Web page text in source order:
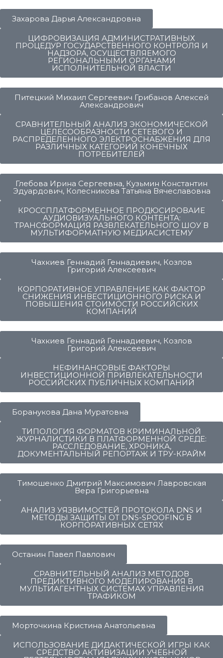
Захарова Дарья Александровна
ЦИФРОВИЗАЦИЯ АДМИНИСТРАТИВНЫХ
ПРОЦЕДУР ГОСУДАРСТВЕННОГО КОНТРОЛЯ И
НАДЗОРА, ОСУЩЕСТВЛЯЕМОГО
РЕГИОНАЛЬНЫМИ ОРГАНАМИ
ИСПОЛНИТЕЛЬНОЙ ВЛАСТИ
Питецкий Михаил Сергеевич Грибанов Алексей
Александрович
СРАВНИТЕЛЬНЫЙ АНАЛИЗ ЭКОНОМИЧЕСКОЙ
ЦЕЛЕСООБРАЗНОСТИ СЕТЕВОГО И
РАСПРЕДЕЛЕННОГО ЭЛЕКТРОСНАБЖЕНИЯ ДЛЯ
РАЗЛИЧНЫХ КАТЕГОРИЙ КОНЕЧНЫХ
ПОТРЕБИТЕЛЕЙ
Глебова Ирина Сергеевна, Кузьмин Константин
Эдуардович, Колесникова Татьяна Вячеславовна
КРОССПЛАТФОРМЕННОЕ ПРОДЮСИРОВАИЕ
АУДИОВИЗУАЛЬНОГО КОНТЕНТА:
ТРАНСФОРМАЦИЯ РАЗВЛЕКАТЕЛЬНОГО ШОУ В
МУЛЬТИФОРМАТНУЮ МЕДИАСИСТЕМУ
Чахкиев Геннадий Геннадиевич, Козлов
Григорий Алексеевич
КОРПОРАТИВНОЕ УПРАВЛЕНИЕ КАК ФАКТОР
СНИЖЕНИЯ ИНВЕСТИЦИОННОГО РИСКА И
ПОВЫШЕНИЯ СТОИМОСТИ РОССИЙСКИХ
КОМПАНИЙ
Чахкиев Геннадий Геннадиевич, Козлов
Григорий Алексеевич
НЕФИНАНСОВЫЕ ФАКТОРЫ
ИНВЕСТИЦИОННОЙ ПРИВЛЕКАТЕЛЬНОСТИ
РОССИЙСКИХ ПУБЛИЧНЫХ КОМПАНИЙ
Боранукова Дана Муратовна
ТИПОЛОГИЯ ФОРМАТОВ КРИМИНАЛЬНОЙ
ЖУРНАЛИСТИКИ В ПЛАТФОРМЕННОЙ СРЕДЕ:
РАССЛЕДОВАНИЕ, ХРОНИКА,
ДОКУМЕНТАЛЬНЫЙ РЕПОРТАЖ И ТРУ-КРАЙМ
Тимошенко Дмитрий Максимович Лавровская
Вера Григорьевна
АНАЛИЗ УЯЗВИМОСТЕЙ ПРОТОКОЛА DNS И
МЕТОДЫ ЗАЩИТЫ ОТ DNS-SPOOFING В
КОРПОРАТИВНЫХ СЕТЯХ
Останин Павел Павлович
СРАВНИТЕЛЬНЫЙ АНАЛИЗ МЕТОДОВ
ПРЕДИКТИВНОГО МОДЕЛИРОВАНИЯ В
МУЛЬТИАГЕНТНЫХ СИСТЕМАХ УПРАВЛЕНИЯ
ТРАФИКОМ
Морточкина Кристина Анатольевна
ИСПОЛЬЗОВАНИЕ ДИДАКТИЧЕСКОЙ ИГРЫ КАК
СРЕДСТВО АКТИВИЗАЦИИ УЧЕБНОЙ